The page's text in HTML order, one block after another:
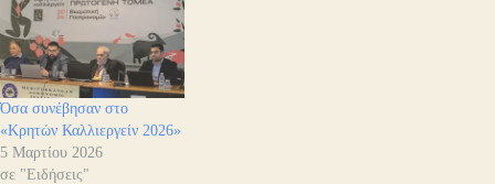
Όσα συνέβησαν στο
«Κρητών Καλλιεργείν 2026»
5 Μαρτίου 2026
σε "Ειδήσεις"